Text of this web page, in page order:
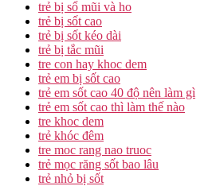
trẻ bị sổ mũi và ho
trẻ bị sốt cao
trẻ bị sốt kéo dài
trẻ bị tắc mũi
tre con hay khoc dem
trẻ em bị sốt cao
trẻ em sốt cao 40 độ nên làm gì
trẻ em sốt cao thì làm thế nào
tre khoc dem
trẻ khóc đêm
tre moc rang nao truoc
trẻ mọc răng sốt bao lâu
trẻ nhỏ bị sốt